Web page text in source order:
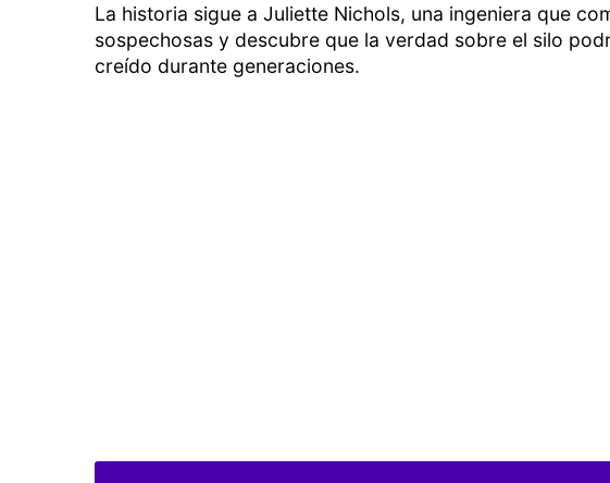
La historia sigue a Juliette Nichols, una ingeniera que
sospechosas y descubre que la verdad sobre el silo
creído durante generaciones.